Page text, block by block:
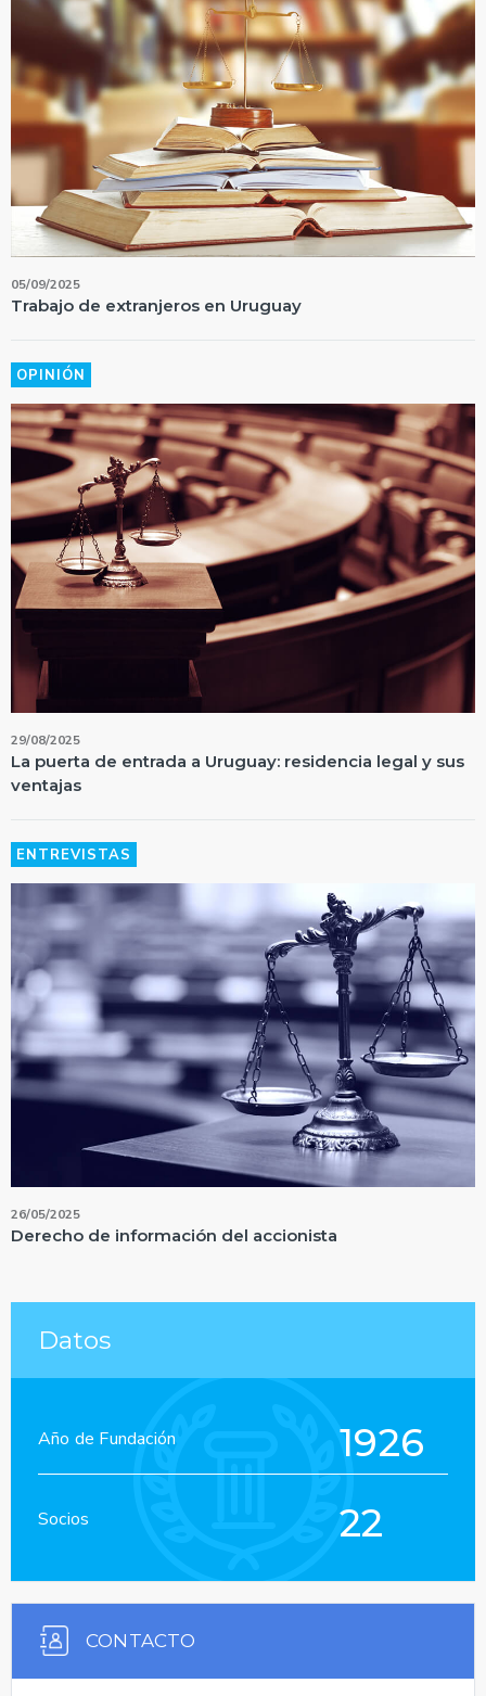
05/09/2025
Trabajo de extranjeros en Uruguay
OPINIÓN
29/08/2025
La puerta de entrada a Uruguay: residencia legal y sus
ventajas
ENTREVISTAS
26/05/2025
Derecho de información del accionista
Datos
Año de Fundación 1926
Socios 22
CONTACTO